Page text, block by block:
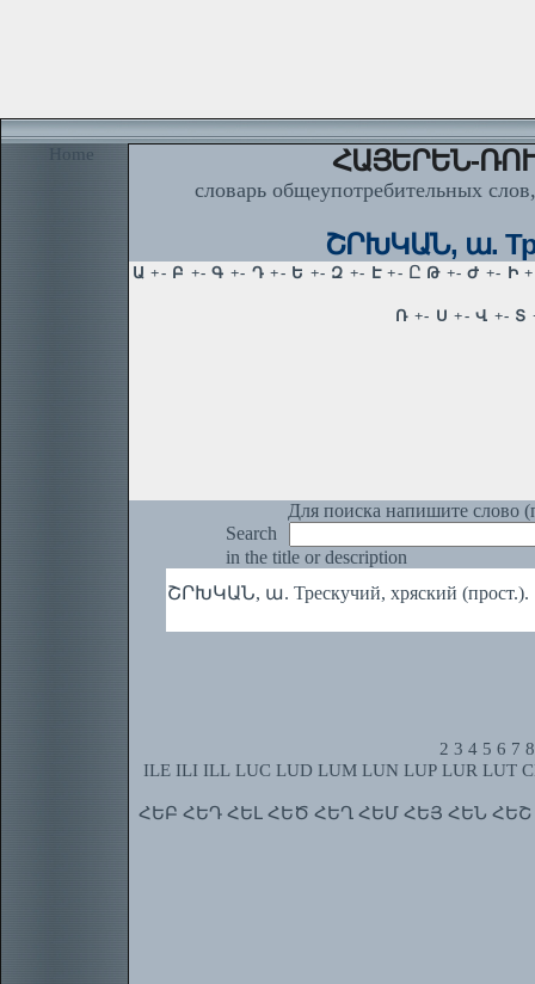
Home ՀԱՅԵՐԵՆ-
словарь общеупотребительных
ՇՐԽԿԱՆ, ա.
Для поиска напишите слово
Search
in the title or description
ՇՐԽԿԱՆ, ա. Трескучий, хряский (прост.).
2 3 4 5 6 7 8
ILE ILI ILL LUC LUD LUM LUN LUP LUR LUT
ՀԵԲ ՀԵԴ ՀԵԼ ՀԵԾ ՀԵՂ ՀԵՄ ՀԵՅ ՀԵՆ ՀԵՇ